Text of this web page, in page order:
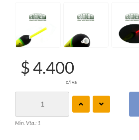
$ 4.400
c/iva
Min. Vta.: 1